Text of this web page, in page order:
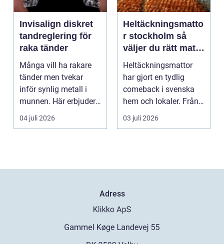
Invisalign diskret
tandreglering för
raka tänder
Många vill ha rakare
tänder men tvekar
inför synlig metall i
munnen. Här erbjuder
Invisalign ett mod...
04 juli 2026
Heltäckningsmatto
r stockholm så
väljer du rätt matta
för hem och
kontor
Heltäckningsmattor
har gjort en tydlig
comeback i svenska
hem och lokaler. Från
att ha varit starkt ...
03 juli 2026
Adress